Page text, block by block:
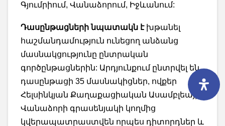
Գյումրիում, Վանաձորում, Իջևանում:
Դասընթացների նպատակն էխթանել
հաշմանդամություն ունեցող անձանց
մասնակցությունը ընտրական
գործընթացներին: Արդյունքում ընտրվել են
դասընթացի 35 մասնակիցներ, ովքեր
Հելսինկյան Քաղաքացիական Ասամբլեայի
Վանաձորի գրասենյակի կողմից
կվերապատրաստվեն որպես դիտորդներ և